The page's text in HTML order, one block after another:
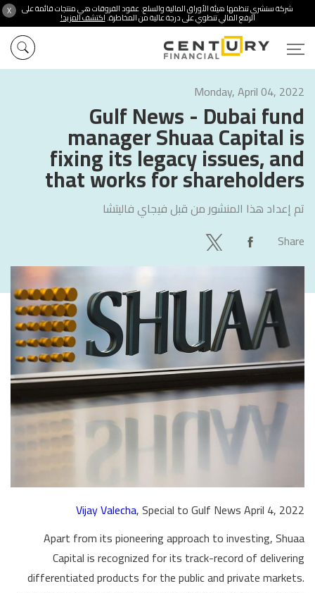
X شركة سنشري تنظمها هيئة الأوراق المالية والسلع. عقود الفروقات هي منتجات قائمة على
الرفع المالي تنطوي على درجة عالية من المخاطرة.اكتشف المزيد!
Monday, April 04, 2022
Gulf News - Dubai fund
manager Shuaa Capital is
fixing its legacy issues, and
that works for shareholders
تم إعداد هذا المنشور من قبل فيجاي فاليتشا
Share
Vijay Valecha, Special to Gulf News April 4, 2022
Apart from its pioneering approach to investing, Shuaa
Capital is recognized for its track-record of delivering
differentiated products for the public and private markets.